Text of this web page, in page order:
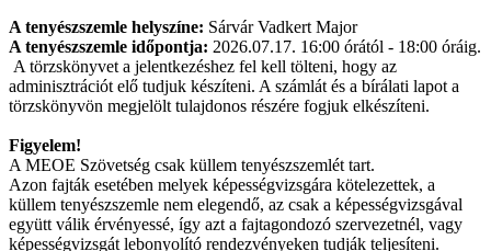
A tenyészszemle helyszíne: Sárvár Vadkert Major
A tenyészszemle időpontja: 2026.07.17. 16:00 órától - 18:00 óráig.
A törzskönyvet a jelentkezéshez fel kell tölteni, hogy az
adminisztrációt elő tudjuk készíteni. A számlát és a bírálati lapot a
törzskönyvön megjelölt tulajdonos részére fogjuk elkészíteni.
Figyelem!
A MEOE Szövetség csak küllem tenyészszemlét tart.
Azon fajták esetében melyek képességvizsgára kötelezettek, a
küllem tenyészszemle nem elegendő, az csak a képességvizsgával
együtt válik érvényessé, így azt a fajtagondozó szervezetnél, vagy
képességvizsgát lebonyolító rendezvényeken tudják teljesíteni.